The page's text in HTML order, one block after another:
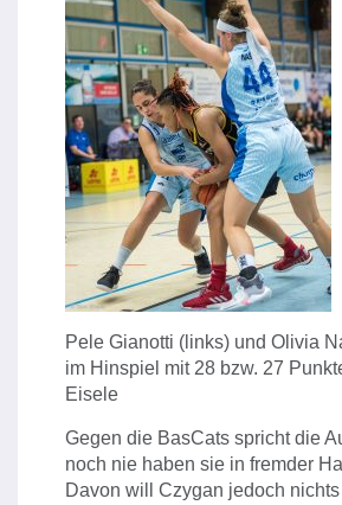
Pele Gianotti (links) und Olivia
im Hinspiel mit 28 bzw. 27
Eisele
Gegen die BasCats spricht die
noch nie haben sie in fremder
Davon will Czygan jedoch